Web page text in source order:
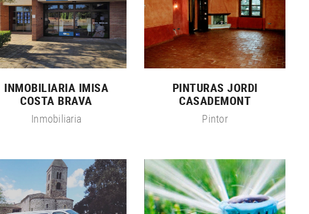
INMOBILIARIA IMISA
COSTA BRAVA
Inmobiliaria
PINTURAS JORDI
CASADEMONT
Pintor